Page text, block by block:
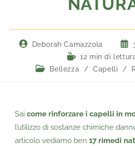
Deborah Camazzola
12 min di
Bellezza
/ Capelli /
Sai come rinforzare i capelli in
l’utilizzo di sostanze chimiche
articolo vediamo ben 17 rimedi